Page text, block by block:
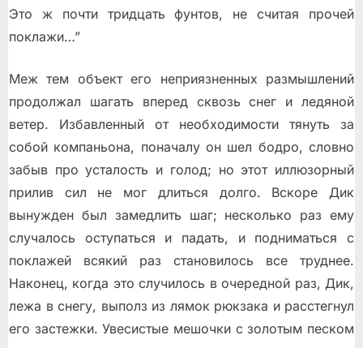
Это ж почти тридцать фунтов, не считая прочей
поклажи…”
Меж тем объект его неприязненных размышлений
продолжал шагать вперед сквозь снег и ледяной
ветер. Избавленный от необходимости тянуть за
собой компаньона, поначалу он шел бодро, словно
забыв про усталость и голод; но этот иллюзорный
прилив сил не мог длиться долго. Вскоре Дик
вынужден был замедлить шаг; несколько раз ему
случалось оступаться и падать, и подниматься с
поклажей всякий раз становилось все труднее.
Наконец, когда это случилось в очередной раз, Дик,
лежа в снегу, выполз из лямок рюкзака и расстегнул
его застежки. Увесистые мешочки с золотым песком